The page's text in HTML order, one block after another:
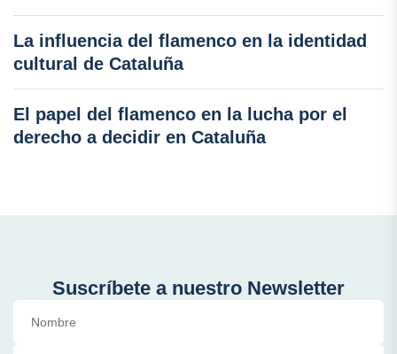
La influencia del flamenco en la identidad
cultural de Cataluña
El papel del flamenco en la lucha por el
derecho a decidir en Cataluña
Suscríbete a nuestro Newsletter